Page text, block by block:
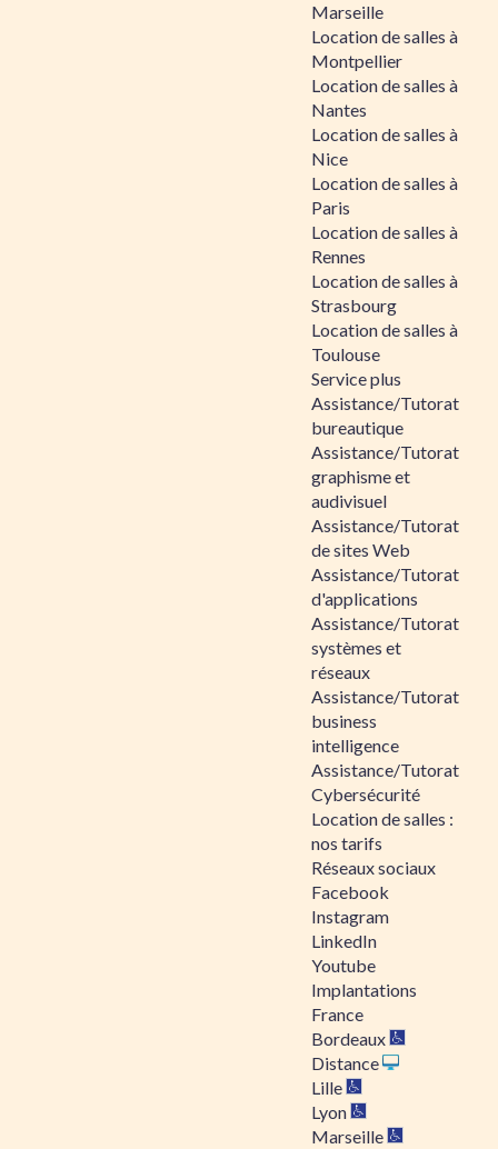
Marseille
Location de salles à
Montpellier
Location de salles à
Nantes
Location de salles à
Nice
Location de salles à
Paris
Location de salles à
Rennes
Location de salles à
Strasbourg
Location de salles à
Toulouse
Service plus
Assistance/Tutorat
bureautique
Assistance/Tutorat
graphisme et
audivisuel
Assistance/Tutorat
de sites Web
Assistance/Tutorat
d'applications
Assistance/Tutorat
systèmes et
réseaux
Assistance/Tutorat
business
intelligence
Assistance/Tutorat
Cybersécurité
Location de salles :
nos tarifs
Réseaux sociaux
Facebook
Instagram
LinkedIn
Youtube
Implantations
France
Bordeaux
Distance
Lille
Lyon
Marseille